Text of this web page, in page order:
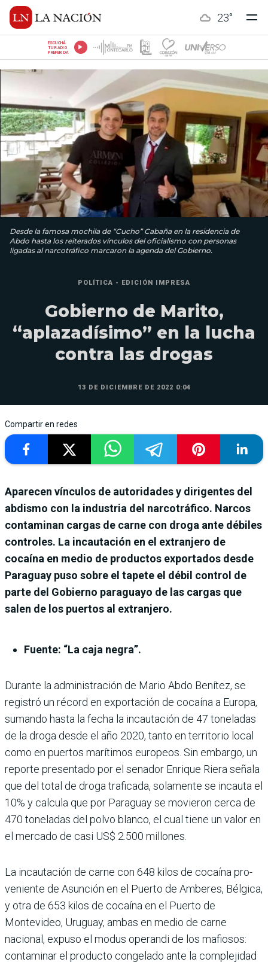
23°
ESCUCHÁ
TU RADIO
PREFERIDA
Desde la famosa mochila de “Cucho” Cabaña en la residencia de
Abdo hasta los reiterados vínculos del oficialismo con personas
ligadas al narcotráfico marcaron la agenda del Gobierno.
POLÍTICA - EDICIÓN IMPRESA
Gobierno de Marito,
“aplazadísimo” en la lucha
contra las drogas
13 DE DICIEMBRE DE 2022 0:04
Compartir en redes
Aparecen vínculos de autoridades y dirigentes del
abdismo con la industria del narcotráfico. Narcos
contaminan cargas de carne con droga ante débiles
controles. La incautación en el extranjero de
cocaína en medio de productos exportados desde
Paraguay puso sobre el tapete el débil control de
parte del Gobierno paraguayo de las cargas que
salen de los puertos al extranjero.
Fuente: “La caja negra”.
Durante la administra­ción de Mario Abdo Benítez, se
registró un récord en exportación de cocaína a Europa,
sumando hasta la fecha la incautación de 47 toneladas
de la droga desde el año 2020, tanto en territorio local
como en puer­tos marítimos europeos. Sin embargo, un
reporte presen­tado por el senador Enrique Riera señala
que del total de droga traficada, solamente se incauta el
10% y calcula que por Paraguay se movieron cerca de
470 toneladas del polvo blanco, el cual tiene un valor en
el mercado de casi US$ 2.500 millones.
La incautación de carne con 648 kilos de cocaína pro­
veniente de Asunción en el Puerto de Amberes, Bélgica,
y otra de 653 kilos de cocaína en el Puerto de
Montevideo, Uruguay, ambas en medio de carne
nacional, expuso el modus operandi de los mafio­sos:
contaminar el producto congelado ante la compleji­dad